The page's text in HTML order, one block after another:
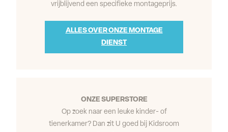
vrijblijvend een specifieke montageprijs.
ALLES OVER ONZE MONTAGE
DIENST
ONZE SUPERSTORE
Op zoek naar een leuke kinder- of
tienerkamer? Dan zit U goed bij Kidsroom